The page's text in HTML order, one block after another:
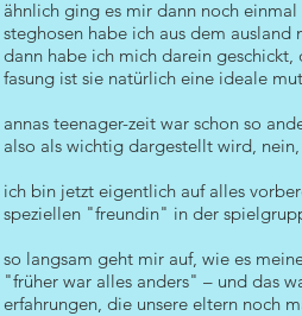
ähnlich ging es mir dann noch
steghosen habe ich aus dem
dann habe ich mich darein
fasung ist sie natürlich eine ideale
annas teenager-zeit war schon so
also als wichtig dargestellt wird,
ich bin jetzt eigentlich auf alles
speziellen "freundin" in der
so langsam geht mir auf, wie es
"früher war alles anders" – und das
erfahrungen, die unsere eltern noch